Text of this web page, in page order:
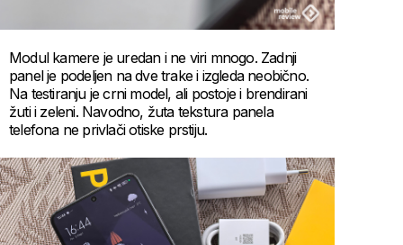
Modul kamere je uredan i ne viri mnogo. Zadnji
panel je podeljen na dve trake i izgleda neobično.
Na testiranju je crni model, ali postoje i brendirani
žuti i zeleni. Navodno, žuta tekstura panela
telefona ne privlači otiske prstiju.